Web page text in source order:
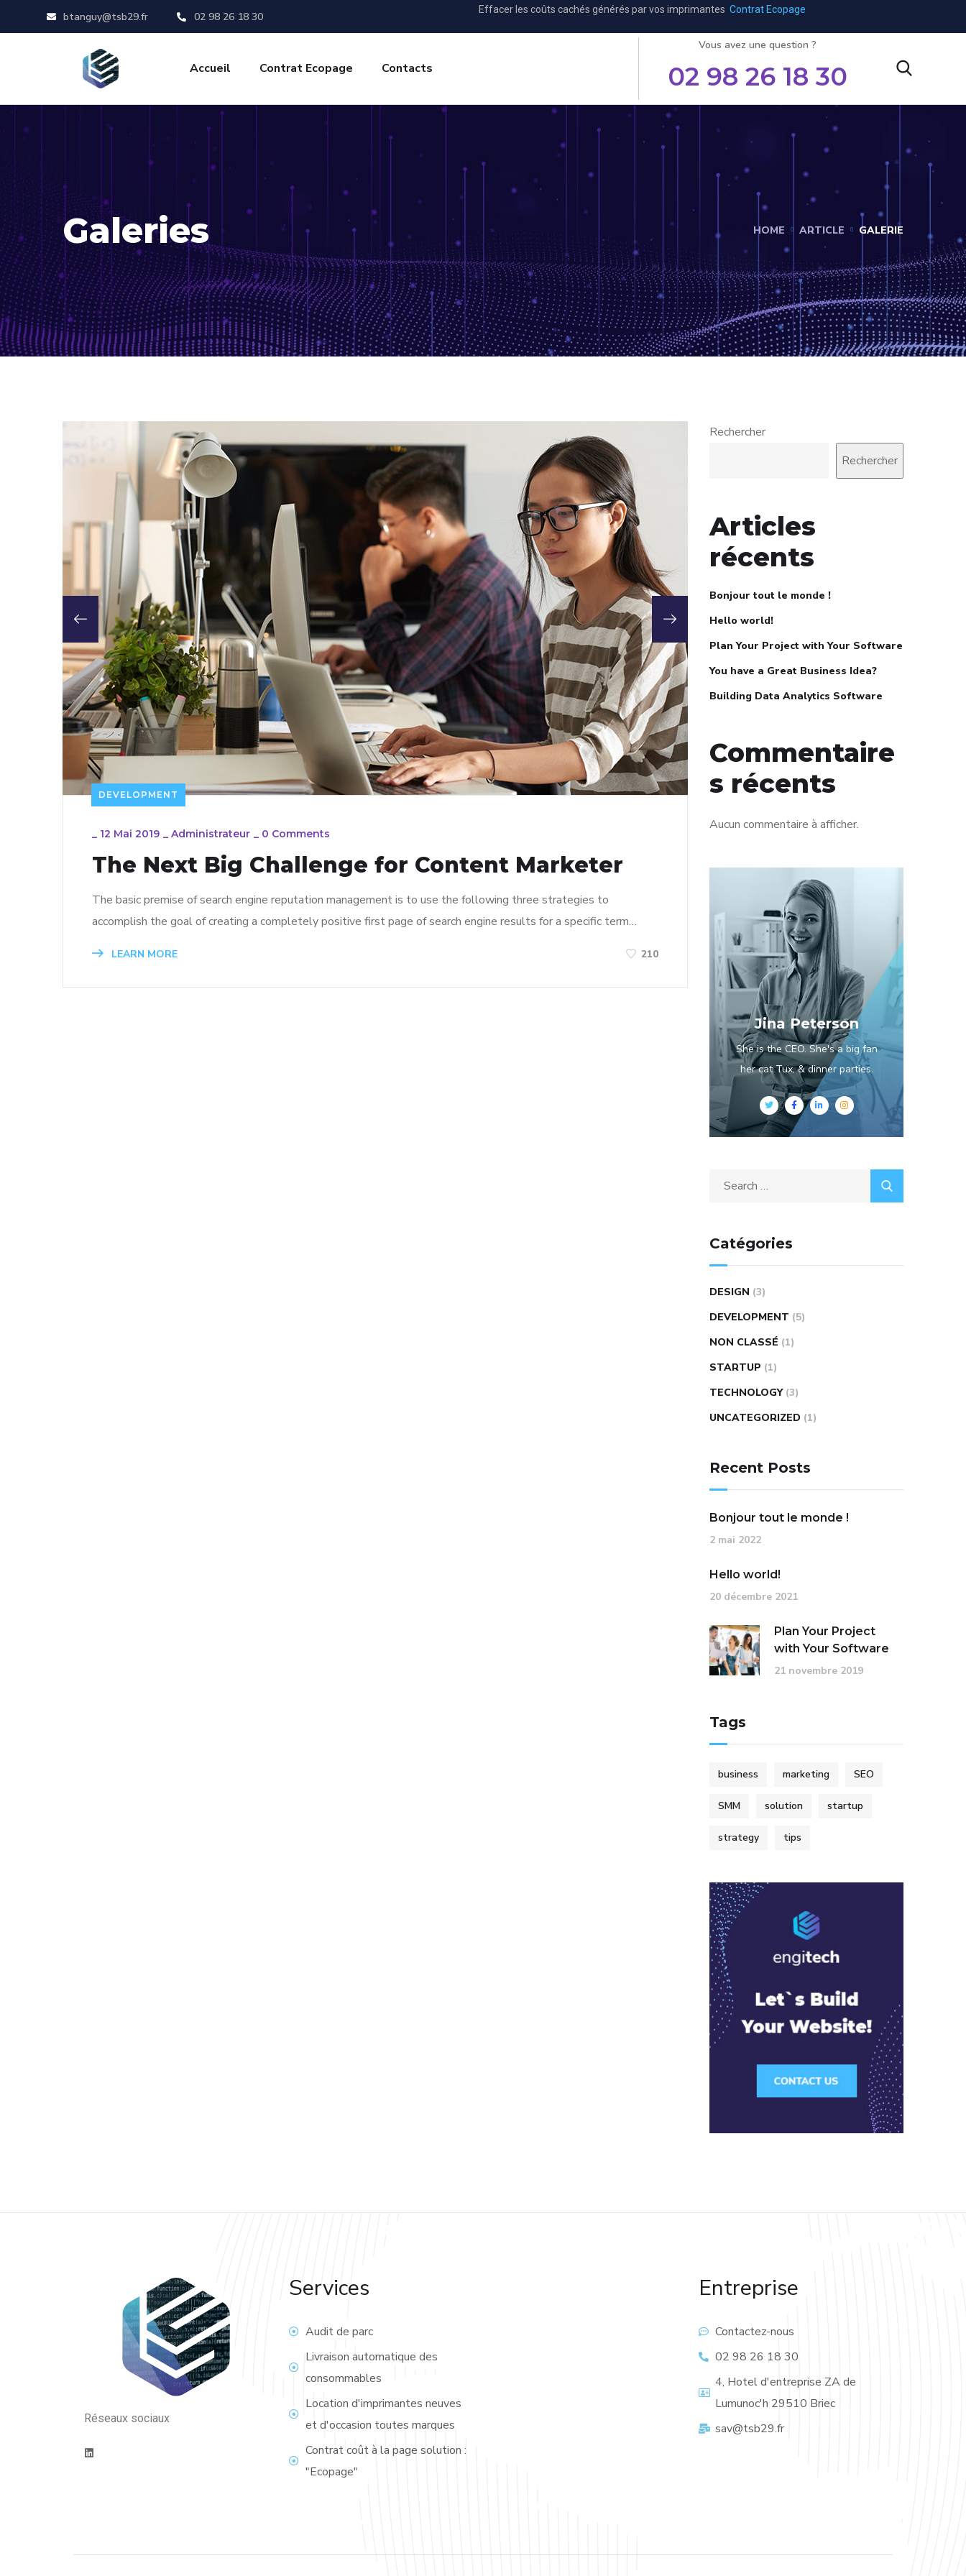
btanguy@tsb29.fr 02 98 26 18 30
Effacer les coûts cachés générés par vos imprimantes Contrat Ecopage
Accueil Contrat Ecopage Contacts
Vous avez une question ?
02 98 26 18 30
Galeries HOME ARTICLE GALERIE
DEVELOPMENT
_ 12 Mai 2019 _ Administrateur _ 0 Comments
The Next Big Challenge for Content Marketer
The basic premise of search engine reputation management is to use the following three strategies to
accomplish the goal of creating a completely positive first page of search engine results for a specific term…
LEARN MORE 210
Rechercher
Rechercher
Articles
récents
Bonjour tout le monde !
Hello world!
Plan Your Project with Your Software
You have a Great Business Idea?
Building Data Analytics Software
Commentaire
s récents
Aucun commentaire à afficher.
Jina Peterson
She is the CEO. She's a big fan
her cat Tux, & dinner parties.
Catégories
DESIGN (3)
DEVELOPMENT (5)
NON CLASSÉ (1)
STARTUP (1)
TECHNOLOGY (3)
UNCATEGORIZED (1)
Recent Posts
Bonjour tout le monde !
2 mai 2022
Hello world!
20 décembre 2021
Plan Your Project
with Your Software
21 novembre 2019
Tags
business marketing SEO
SMM solution startup
strategy tips
Réseaux sociaux
Services
Audit de parc
Livraison automatique des
consommables
Location d'imprimantes neuves
et d'occasion toutes marques
Contrat coût à la page solution :
"Ecopage"
Entreprise
Contactez-nous
02 98 26 18 30
4, Hotel d'entreprise ZA de
Lumunoc'h 29510 Briec
sav@tsb29.fr